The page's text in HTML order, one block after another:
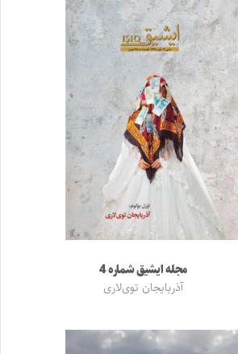
مجله ایشیق شماره 4
آذربایجان توی‌لاری